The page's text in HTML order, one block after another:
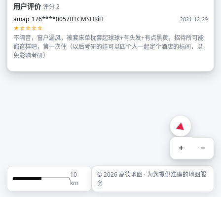
用户评价评分 2
amap_176****0057BTCMSHRiH
2021-12-29
★☆☆☆☆
不隔音，窗户漏风，被套床单枕套起球球+有头发+有点黑黄，招待所可能
都这样吧，第一次住（以后考研的娃可以四个人一起定个酒店的标间，以
免影响考研）
+ −
10
km
© 2026 高德地图 · 为您提供准确的地图服
务